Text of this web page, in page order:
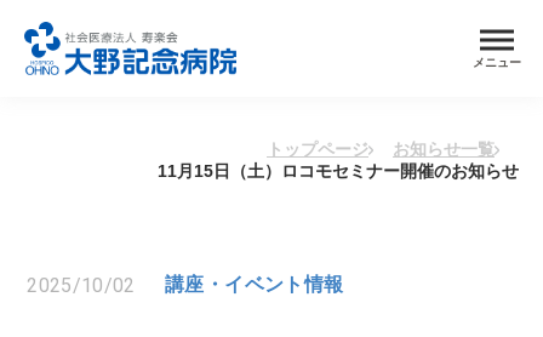
メニュー
トップページ
お知らせ一覧
11月15日（土）ロコモセミナー開催のお知らせ
2025/10/02 講座・イベント情報